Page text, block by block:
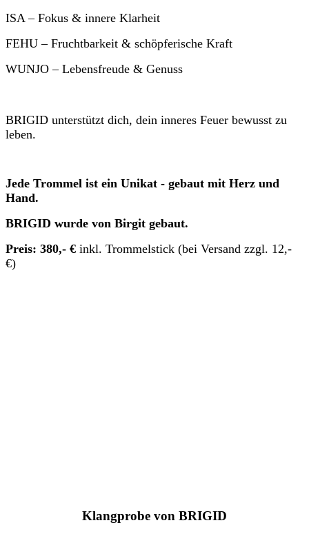
ISA – Fokus & innere Klarheit
FEHU – Fruchtbarkeit & schöpferische Kraft
WUNJO – Lebensfreude & Genuss
BRIGID unterstützt dich, dein inneres Feuer bewusst zu
leben.
Jede Trommel ist ein Unikat - gebaut mit Herz und
Hand.
BRIGID wurde von Birgit gebaut.
Preis: 380,- € inkl. Trommelstick (bei Versand zzgl. 12,-
€)
Klangprobe von BRIGID